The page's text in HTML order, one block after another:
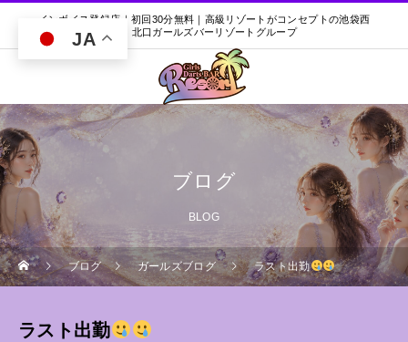
インボイス登録店｜初回30分無料｜高級リゾートがコンセプトの池袋西
口・北口ガールズバーリゾートグループ
ブログ
BLOG
ブログ ガールズブログ ラスト出勤
ラスト出勤
JA